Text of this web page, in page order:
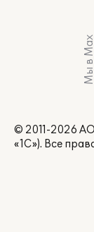
Мы в Max
© 2011-2026
«1С»). Все